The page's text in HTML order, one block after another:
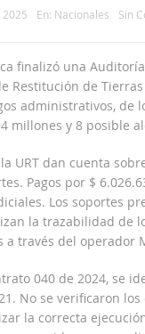
2025 En: Nacionales
Sin
finalizó una
Restitución de
administrativos, de
millones y 8 posible
URT dan cuenta
Pagos por $
Los soportes
la trazabilidad de
través del operador
040 de 2024, se
No se verificaron
la correcta